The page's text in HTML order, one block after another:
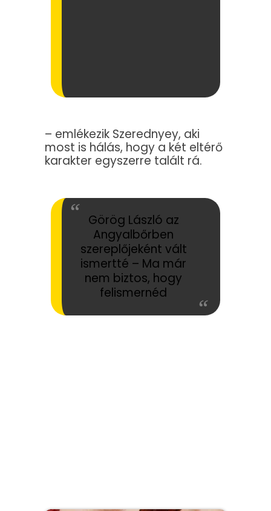
– emlékezik Szerednyey, aki
most is hálás, hogy a két eltérő
karakter egyszerre talált rá.
Görög László az
Angyalbőrben
szereplőjeként vált
ismertté – Ma már
nem biztos, hogy
felismernéd